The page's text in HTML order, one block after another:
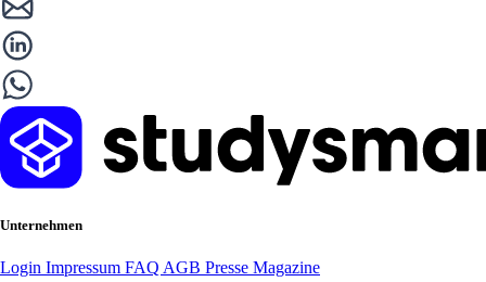
Unternehmen
Login Impressum FAQ AGB Presse Magazine